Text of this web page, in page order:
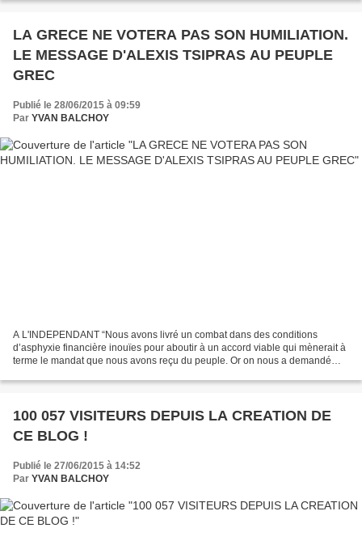
LA GRECE NE VOTERA PAS SON HUMILIATION.
LE MESSAGE D'ALEXIS TSIPRAS AU PEUPLE
GREC
Publié le 28/06/2015 à 09:59
Par YVAN BALCHOY
A L'INDEPENDANT “Nous avons livré un combat dans des conditions
d’asphyxie financière inouïes pour aboutir à un accord viable qui mènerait à
terme le mandat que nous avons reçu du peuple. Or on nous a demandé
100 057 VISITEURS DEPUIS LA CREATION DE
CE BLOG !
Publié le 27/06/2015 à 14:52
Par YVAN BALCHOY